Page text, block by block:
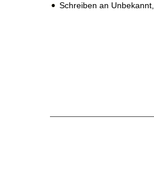
Schreiben an Unbekannt,